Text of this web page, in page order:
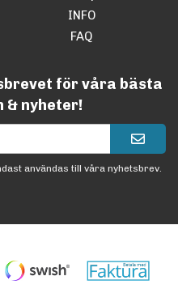
INFO
FAQ
för våra bästa
& nyheter!
användas till våra nyhetsbrev.